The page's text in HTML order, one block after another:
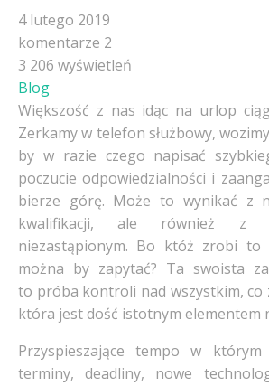
4 lutego 2019
komentarze 2
3 206 wyświetleń
Blog
Większość z nas idąc na urlop
Zerkamy w telefon służbowy,
by w razie czego napisać
poczucie odpowiedzialności i
bierze górę. Może to wynikać z
kwalifikacji, ale również z
niezastąpionym. Bo któż zrobi
można by zapytać? Ta swoista
to próba kontroli nad wszystkim, co
która jest dość istotnym elementem
Przyspieszające tempo w którym
terminy, deadliny, nowe